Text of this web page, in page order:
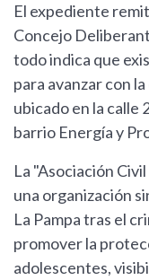
El expediente
Concejo
todo indica que
para avanzar con
ubicado en la calle
barrio Energía y
La "Asociación
una organización
La Pampa tras el
promover la
adolescentes,